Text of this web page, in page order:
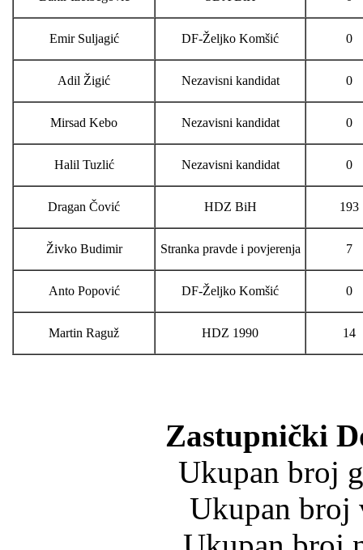
Emir Suljagić DF-Željko Komšić 0
Adil Žigić Nezavisni kandidat 0
Mirsad Kebo Nezavisni kandidat 0
Halil Tuzlić Nezavisni kandidat 0
Dragan Čović HDZ BiH 193
Živko Budimir Stranka pravde i povjerenja 7
Anto Popović DF-Željko Komšić 0
Martin Raguž HDZ 1990 14
Zastupnički
Ukupan broj
Ukupan broj